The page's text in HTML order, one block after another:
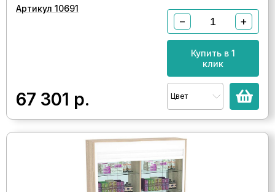
Артикул 10691
67 301 р.
− +
Купить в 1
клик
Цвет